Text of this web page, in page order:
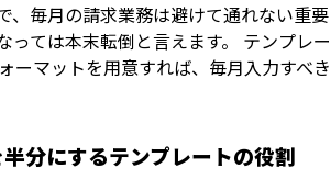
、毎月の請求業務は避けて通れない重
っては本末転倒と言えます。 テンプ
ーマットを用意すれば、毎月入力すべ
分にするテンプレートの役割